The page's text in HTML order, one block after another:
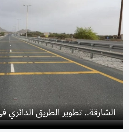
الشارقة.. تطوير الطريق الدائري في